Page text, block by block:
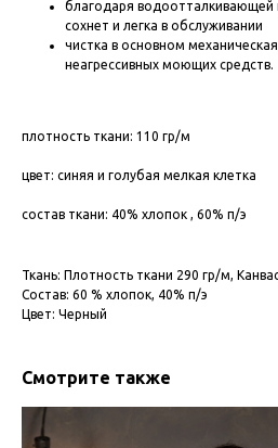
благодаря водоотталкивающей
сохнет и легка в обслуживании
чистка в основном
неагрессивных моющих средств.
плотность ткани: 110 гр/м
цвет: синяя и голубая мелкая клетка
состав ткани: 40% хлопок , 60% п/э
Ткань: Плотность ткани 290 гр/м,
Состав: 60 % хлопок, 40% п/э
Цвет: Черный
Смотрите также